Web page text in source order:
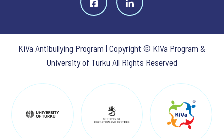
KiVa Antibullying Program | Copyright © KiVa Program &
University of Turku All Rights Reserved